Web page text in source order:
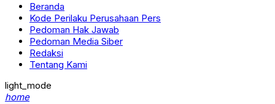
Beranda
Kode Perilaku Perusahaan Pers
Pedoman Hak Jawab
Pedoman Media Siber
Redaksi
Tentang Kami
light_mode
home